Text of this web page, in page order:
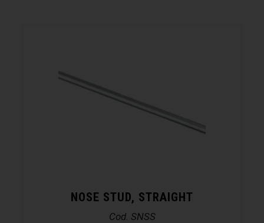
NOSE STUD, STRAIGHT
Cod. SNSS